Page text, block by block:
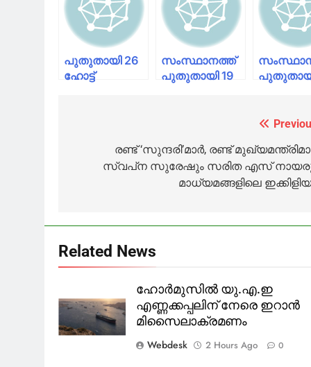
പുതുതായി 26
ഹോട്ട്
സംസ്ഥാനത്ത്
പുതുതായി 19
ഒഴിവാക്കി
25
ഒഴിവാക്കി
navigationരണ്ട് ‘സുന്ദരി’മാർ, രണ്ട്
സ്വപ്‌ന സുരേഷും സരിത എസ്
മാധ്യമങ്ങളിലെ
Related News
ഹോർമുസിൽ യു.എ.ഇ
എണ്ണക്കപ്പലിന് നേരെ ഇറാൻ
മിസൈലാക്രമണം
Webdesk
2 Hours Ago 0